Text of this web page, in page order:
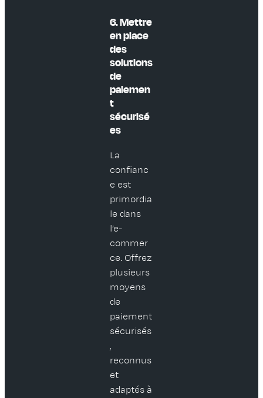
6. Mettre
en place
des
solutions
de
paiemen
t
sécurisé
es
La
confianc
e est
primordia
le dans
l’e-
commer
ce. Offrez
plusieurs
moyens
de
paiement
sécurisés
reconnus
et
adaptés à